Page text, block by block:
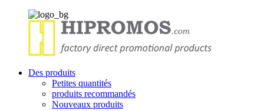
Des produits
Petites quantités
produits recommandés
Nouveaux produits